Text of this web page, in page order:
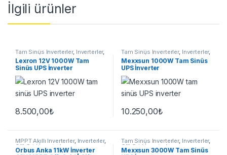
İlgili ürünler
Tam Sinüs İnverterler, İnverterler,
Off-Grid İnverterler
Lexron 12V 1000W Tam
Sinüs UPS İnverter
8.500,00₺
Tam Sinüs İnverterler, İnverterler,
Off-Grid İnverterler
Mexxsun 1000W Tam Sinüs
UPS İnverter
10.250,00₺
MPPT Akıllı İnverterler, İnverterler,
Off-Grid İnverterler
Orbus Anka 11kW İnverter
Tam Sinüs İnverterler, İnverterler,
Off-Grid İnverterler
Mexxsun 3000W Tam Sinüs